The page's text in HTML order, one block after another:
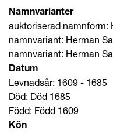
Namnvarianter
auktoriserad namnform:
namnvariant: Herman
namnvariant: Herman
Datum
Levnadsår: 1609 - 1685
Död: Död 1685
Född: Född 1609
Kön